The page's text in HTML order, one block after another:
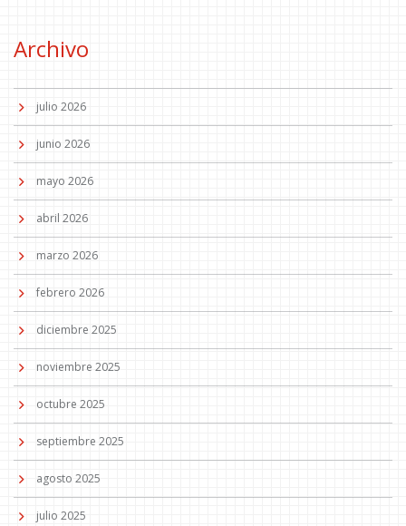
Archivo
julio 2026
junio 2026
mayo 2026
abril 2026
marzo 2026
febrero 2026
diciembre 2025
noviembre 2025
octubre 2025
septiembre 2025
agosto 2025
julio 2025